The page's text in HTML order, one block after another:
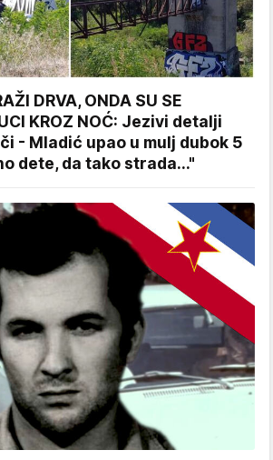
DRVA, ONDA SU SE
KROZ NOĆ: Jezivi detalji
- Mladić upao u mulj dubok 5
dete, da tako strada..."